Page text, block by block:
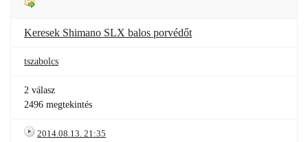
Keresek Shimano SLX balos porvédőt
tszabolcs
2 válasz
2496 megtekintés
2014.08.13. 21:35